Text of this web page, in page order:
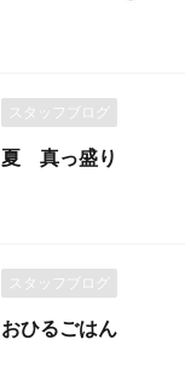
スタッフブログ
夏 真っ盛り
スタッフブログ
おひるごはん